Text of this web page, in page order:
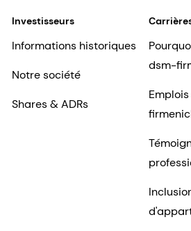
Investisseurs
Informations historiques
Notre société
Shares & ADRs
dsm-